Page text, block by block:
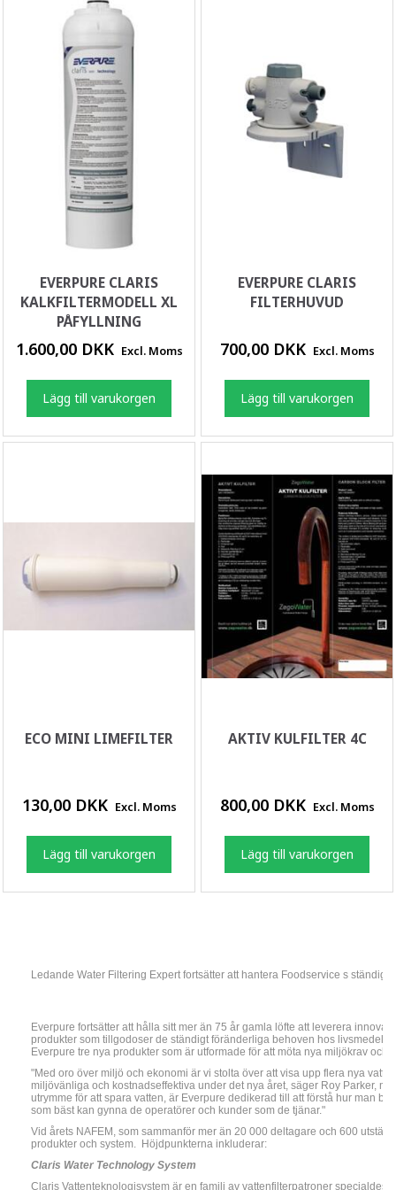
EVERPURE CLARIS
KALKFILTERMODELL XL
PÅFYLLNING
1.600,00 DKK Excl. Moms
Lägg till varukorgen
EVERPURE CLARIS
FILTERHUVUD
700,00 DKK Excl. Moms
Lägg till varukorgen
ECO MINI LIMEFILTER
130,00 DKK Excl. Moms
Lägg till varukorgen
AKTIV KULFILTER 4C
800,00 DKK Excl. Moms
Lägg till varukorgen
Ledande Water Filtering Expert fortsätter att hantera Foodservice s
Everpure fortsätter att hålla sitt mer än 75 år gamla löfte att leverera
produkter som tillgodoser de ständigt föränderliga behoven hos
Everpure tre nya produkter som är utformade för att möta nya miljökrav
"Med oro över miljö och ekonomi är vi stolta över att visa upp flera nya
miljövänliga och kostnadseffektiva under det nya året, säger Roy Parker,
utrymme för att spara vatten, är Everpure dedikerad till att förstå hur man
som bäst kan gynna de operatörer och kunder som de tjänar."
Vid årets NAFEM, som sammanför mer än 20 000 deltagare och 600
produkter och system. Höjdpunkterna inkluderar:
Claris Water Technology System
Claris Vattenteknologisystem är en familj av vattenfilterpatroner